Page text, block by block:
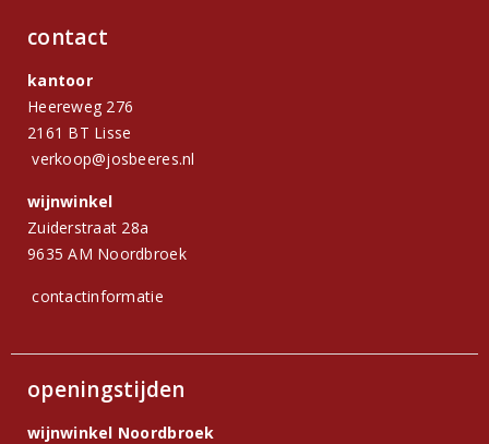
contact
kantoor
Heereweg 276
2161 BT Lisse
verkoop@josbeeres.nl
wijnwinkel
Zuiderstraat 28a
9635 AM Noordbroek
contactinformatie
openingstijden
wijnwinkel Noordbroek